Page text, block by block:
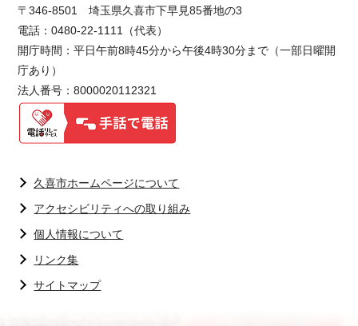
〒346-8501 埼玉県久喜市下早見85番地の3
電話：0480-22-1111（代表）
開庁時間：平日午前8時45分から午後4時30分まで（一部日曜開
庁あり）
法人番号：8000020112321
久喜市ホームページについて
アクセシビリティへの取り組み
個人情報について
リンク集
サイトマップ